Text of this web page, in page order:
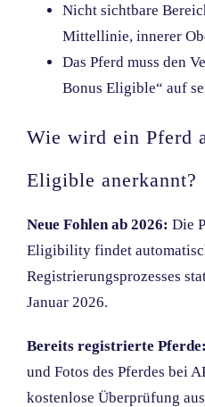
Nicht sichtbare
Mittellinie, innerer
Das Pferd muss den
Bonus Eligible“ auf
Wie wird ein Pferd
Eligible anerkannt?
Neue Fohlen ab 2026: Die
Eligibility findet
Registrierungsprozesses
Januar 2026.
Bereits registrierte Pferde:
und Fotos des Pferdes bei
kostenlose Überprüfung